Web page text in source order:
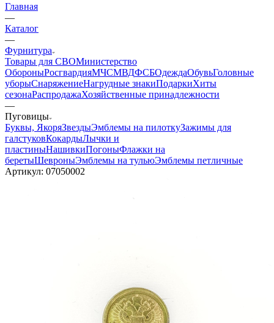
Главная
—
Каталог
—
Фурнитура
Товары для СВОМинистерство
ОбороныРосгвардияМЧСМВДФСБОдеждаОбувьГоловные
уборыСнаряжениеНагрудные знакиПодаркиХиты
сезонаРаспродажаХозяйственные принадлежности
—
Пуговицы
Буквы, ЯкоряЗвездыЭмблемы на пилоткуЗажимы для
галстуковКокардыЛычки и
пластиныНашивкиПогоныФлажки на
беретыШевроныЭмблемы на тульюЭмблемы петличные
Артикул: 07050002